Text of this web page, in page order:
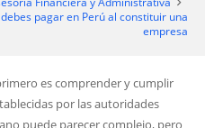
pagar en Perú al constituir una
empresa
es comprender y cumplir
por las autoridades
puede parecer complejo, pero